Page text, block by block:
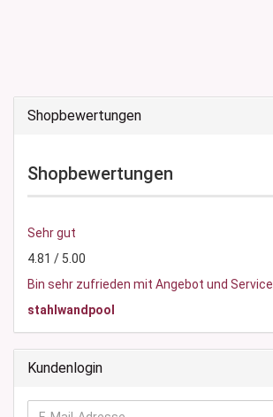
Shopbewertungen
Shopbewertungen
Sehr gut
4.81 / 5.00
Bin sehr zufrieden mit Angebot und Service.
stahlwandpool
Kundenlogin